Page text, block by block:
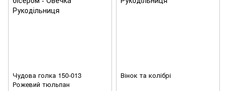
Чудова голка 150-013
Рожевий тюльпан
Вінок та колібрі